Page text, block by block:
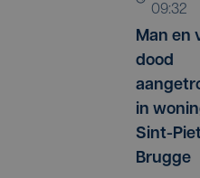
09:32
Man en
dood
in
Sint-
Brugge